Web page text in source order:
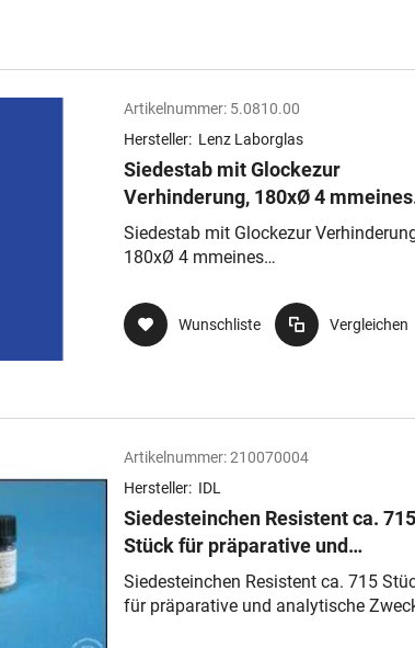
Artikelnummer: 5.0810.00
Hersteller: Lenz Laborglas
Siedestab mit Glockezur
Verhinderung, 180xØ 4 mmeines
Siedeverzugshergestellt aus
DURAN®-Rohr
Siedestab mit Glockezur
180xØ 4 mmeines
Rohr
Wunschliste Vergleichen
Artikelnummer:210070004
Hersteller: IDL
Siedesteinchen Resistent ca. 715
Stück für präparative und
analytische Zwecke
Siedesteinchen Resistent ca. 715
für präparative und analytische